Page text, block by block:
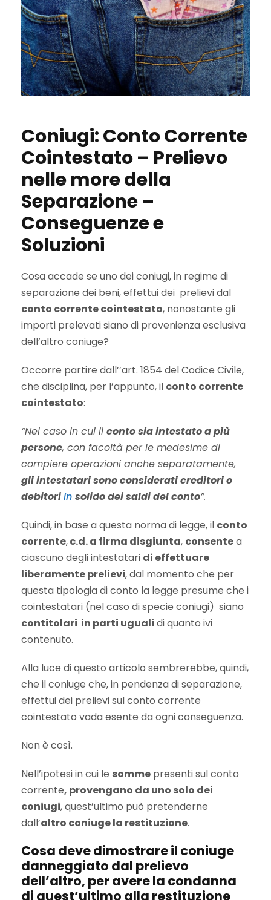
Coniugi: Conto Corrente
Cointestato – Prelievo
nelle more della
Separazione –
Conseguenze e
Soluzioni
Cosa accade se uno dei coniugi, in regime di
separazione dei beni, effettui dei prelievi dal
conto corrente cointestato, nonostante gli
importi prelevati siano di provenienza esclusiva
dell’altro coniuge?
Occorre partire dall’’art. 1854 del Codice Civile,
che disciplina, per l’appunto, il conto corrente
cointestato:
“Nel caso in cui il conto sia intestato a più
persone, con facoltà per le medesime di
compiere operazioni anche separatamente,
gli intestatari sono considerati creditori o
debitoriin solidodei saldi del conto”.
Quindi, in base a questa norma di legge, il conto
corrente,c.d. a firma disgiunta, consentea
ciascuno degli intestatari di effettuare
liberamente prelievi, dal momento che per
questa tipologia di conto la legge presume che i
cointestatari (nel caso di specie coniugi) siano
contitolari in parti uguali di quanto ivi
contenuto.
Alla luce di questo articolo sembrerebbe, quindi,
che il coniuge che, in pendenza di separazione,
effettui dei prelievi sul conto corrente
cointestato vada esente da ogni conseguenza.
Non è così.
Nell’ipotesi in cui le somme presenti sul conto
corrente, provengano da uno solo dei
coniugi, quest’ultimo può pretenderne
dall’altro coniuge la restituzione.
Cosa deve dimostrare il coniuge
danneggiato dal prelievo
dell’altro, per avere la condanna
di quest’ultimo alla restituzione